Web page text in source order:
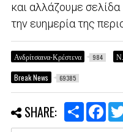
και αλλάζουμε
την ευημερία της
Ανδρίτσαινα-Κρέστενα 984
Break News 69385
SHARE:
S
a
F
c